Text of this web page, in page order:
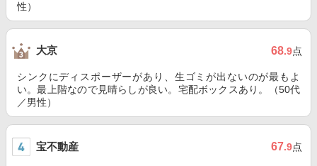
性）
大京 68.9点
シンクにディスポーザーがあり、生ゴミが出ないのが最もよ
い。最上階なので見晴らしが良い。宅配ボックスあり。（50代
／男性）
宝不動産 67.9点